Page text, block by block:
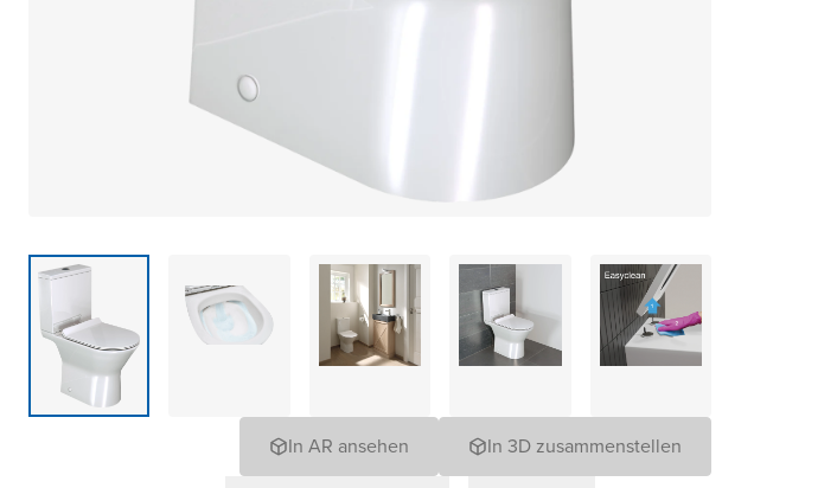
In AR ansehen In 3D zusammenstellen